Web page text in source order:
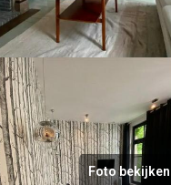
Foto bekijken